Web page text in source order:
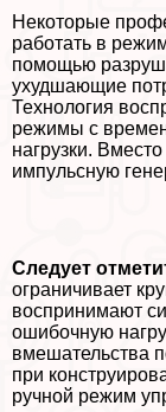
Некоторые
работать в
помощью
ухудшающие
Технология
режимы с
нагрузки.
импульсную
Следует
ограничивает
воспринимают
ошибочную
вмешательства
при
ручной режим